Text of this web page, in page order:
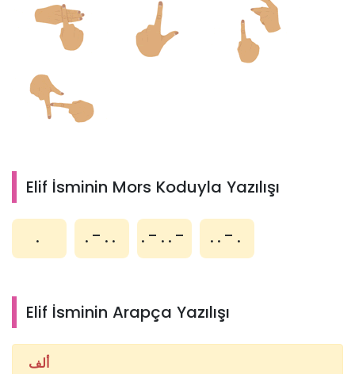
Elif İsminin Mors Koduyla Yazılışı
. .-.. .-..- ..-.
Elif İsminin Arapça Yazılışı
ألف